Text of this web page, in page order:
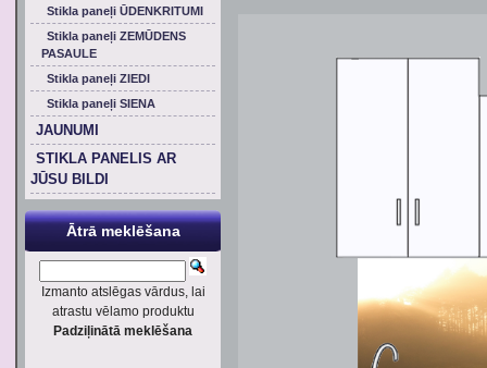
Stikla paneļi ŪDENKRITUMI
Stikla paneļi ZEMŪDENS
PASAULE
Stikla paneļi ZIEDI
Stikla paneļi SIENA
JAUNUMI
STIKLA PANELIS AR
JŪSU BILDI
Ātrā meklēšana
Izmanto atslēgas vārdus, lai
atrastu vēlamo produktu
Padziļinātā meklēšana